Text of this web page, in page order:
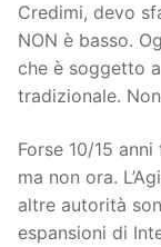
Credimi, devo
NON è basso.
che è soggetto
tradizionale.
Forse 10/15
ma non ora.
altre autorità
espansioni di